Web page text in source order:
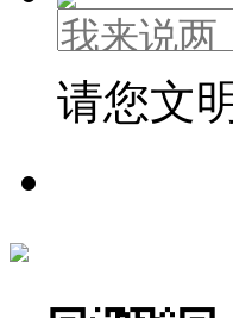
请您文